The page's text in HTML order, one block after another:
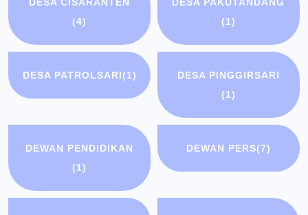
DESA CISARANTEN
(4)
DESA PAKUTANDANG
(1)
DESA PATROLSARI(1)
DESA PINGGIRSARI
(1)
DEWAN PENDIDIKAN
(1)
DEWAN PERS(7)